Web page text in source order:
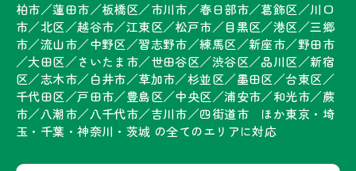
柏市／蓮田市／板橋区／市川市／春日部市／葛飾区／川口
市／北区／越谷市／江東区／松戸市／目黒区／港区／三郷
市／流山市／中野区／習志野市／練馬区／新座市／野田市
／大田区／さいたま市／世田谷区／渋谷区／品川区／新宿
区／志木市／白井市／草加市／杉並区／墨田区／台東区／
千代田区／戸田市／豊島区／中央区／浦安市／和光市／蕨
市／八潮市／八千代市／吉川市／四街道市 ほか東京・埼
玉・千葉・神奈川・茨城 の全てのエリアに対応